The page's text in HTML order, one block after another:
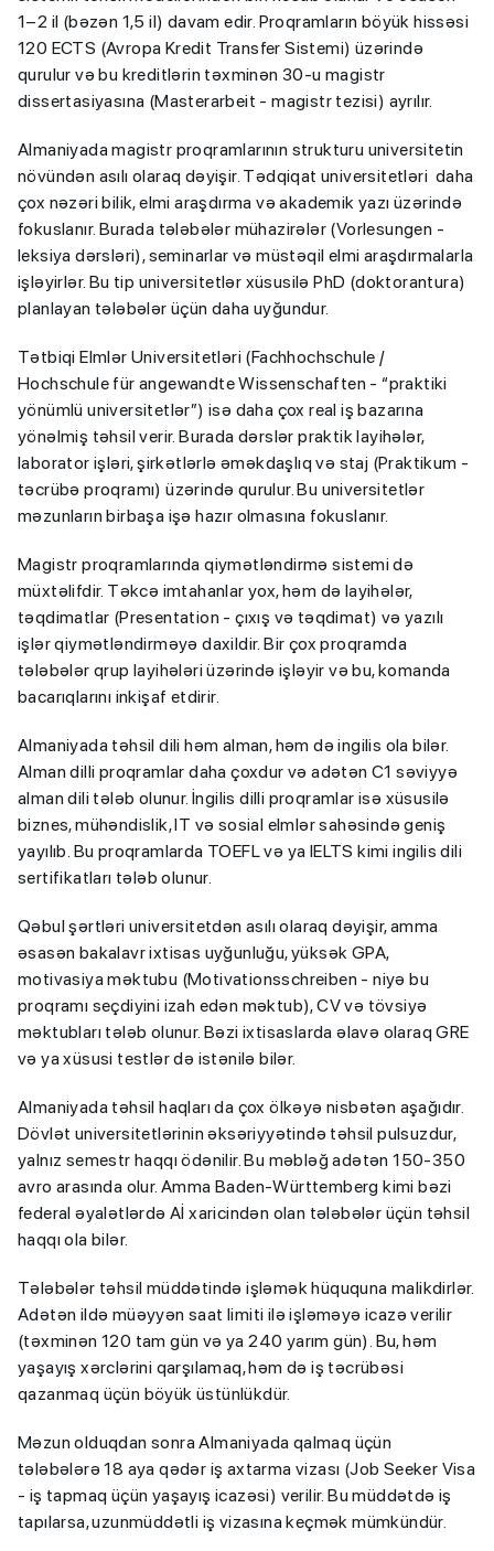
1–2 il (bəzən 1,5 il) davam edir. Proqramların böyük hissəsi
120 ECTS (Avropa Kredit Transfer Sistemi) üzərində
qurulur və bu kreditlərin təxminən 30-u magistr
dissertasiyasına (Masterarbeit - magistr tezisi) ayrılır.
Almaniyada magistr proqramlarının strukturu universitetin
növündən asılı olaraq dəyişir. Tədqiqat universitetləri daha
çox nəzəri bilik, elmi araşdırma və akademik yazı üzərində
fokuslanır. Burada tələbələr mühazirələr (Vorlesungen -
leksiya dərsləri), seminarlar və müstəqil elmi araşdırmalarla
işləyirlər. Bu tip universitetlər xüsusilə PhD (doktorantura)
planlayan tələbələr üçün daha uyğundur.
Tətbiqi Elmlər Universitetləri (Fachhochschule /
Hochschule für angewandte Wissenschaften - “praktiki
yönümlü universitetlər”) isə daha çox real iş bazarına
yönəlmiş təhsil verir. Burada dərslər praktik layihələr,
laborator işləri, şirkətlərlə əməkdaşlıq və staj (Praktikum -
təcrübə proqramı) üzərində qurulur. Bu universitetlər
məzunların birbaşa işə hazır olmasına fokuslanır.
Magistr proqramlarında qiymətləndirmə sistemi də
müxtəlifdir. Təkcə imtahanlar yox, həm də layihələr,
təqdimatlar (Presentation - çıxış və təqdimat) və yazılı
işlər qiymətləndirməyə daxildir. Bir çox proqramda
tələbələr qrup layihələri üzərində işləyir və bu, komanda
bacarıqlarını inkişaf etdirir.
Almaniyada təhsil dili həm alman, həm də ingilis ola bilər.
Alman dilli proqramlar daha çoxdur və adətən C1 səviyyə
alman dili tələb olunur. İngilis dilli proqramlar isə xüsusilə
biznes, mühəndislik, IT və sosial elmlər sahəsində geniş
yayılıb. Bu proqramlarda TOEFL və ya IELTS kimi ingilis dili
sertifikatları tələb olunur.
Qəbul şərtləri universitetdən asılı olaraq dəyişir, amma
əsasən bakalavr ixtisas uyğunluğu, yüksək GPA,
motivasiya məktubu (Motivationsschreiben - niyə bu
proqramı seçdiyini izah edən məktub), CV və tövsiyə
məktubları tələb olunur. Bəzi ixtisaslarda əlavə olaraq GRE
və ya xüsusi testlər də istənilə bilər.
Almaniyada təhsil haqları da çox ölkəyə nisbətən aşağıdır.
Dövlət universitetlərinin əksəriyyətində təhsil pulsuzdur,
yalnız semestr haqqı ödənilir. Bu məbləğ adətən 150-350
avro arasında olur. Amma Baden-Württemberg kimi bəzi
federal əyalətlərdə Aİ xaricindən olan tələbələr üçün təhsil
haqqı ola bilər.
Tələbələr təhsil müddətində işləmək hüququna malikdirlər.
Adətən ildə müəyyən saat limiti ilə işləməyə icazə verilir
(təxminən 120 tam gün və ya 240 yarım gün). Bu, həm
yaşayış xərclərini qarşılamaq, həm də iş təcrübəsi
qazanmaq üçün böyük üstünlükdür.
Məzun olduqdan sonra Almaniyada qalmaq üçün
tələbələrə 18 aya qədər iş axtarma vizası (Job Seeker Visa
- iş tapmaq üçün yaşayış icazəsi) verilir. Bu müddətdə iş
tapılarsa, uzunmüddətli iş vizasına keçmək mümkündür.